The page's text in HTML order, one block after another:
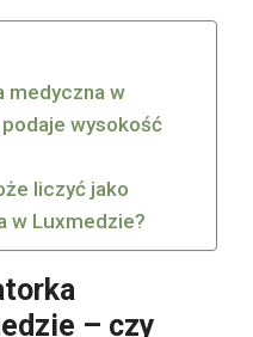
medyczna w
wysokość
liczyć jako
w Luxmedzie?
– czy